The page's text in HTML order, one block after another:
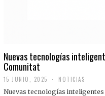
Nuevas tecnologías
Comunitat
15 JUNIO, 2025 NOTICIAS
Nuevas tecnologías